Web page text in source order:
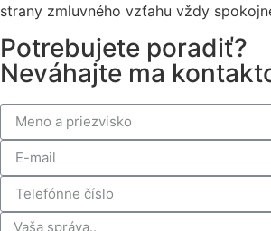
strany zmluvného vzťahu vždy
Potrebujete poradiť?
Neváhajte ma